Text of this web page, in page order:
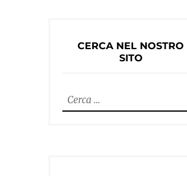
CERCA NEL NOSTRO
SITO
Ricerca
per: